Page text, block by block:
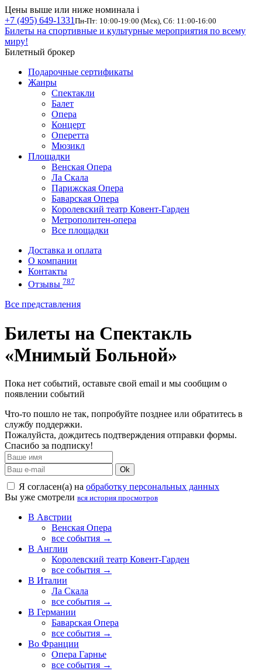
Цены выше или ниже номинала i
+7 (495) 649-1331 Пн-Пт: 10:00-19:00 (Мск), Сб: 11:00-16:00
Билеты на спортивные и культурные мероприятия по всему
миру!
Билетный брокер
Подарочные сертификаты
Жанры
Спектакли
Балет
Опера
Концерт
Оперетта
Мюзикл
Площадки
Венская Опера
Ла Скала
Парижская Опера
Баварская Опера
Королевский театр Ковент-Гарден
Метрополитен-опера
Все площадки
Доставка и оплата
О компании
Контакты
Отзывы 787
Все представления
Билеты на Спектакль
«Мнимый Больной»
Пока нет событий, оставьте свой email и мы сообщим о
появлении событий
Что-то пошло не так, попробуйте позднее или обратитесь в
службу поддержки.
Пожалуйста, дождитесь подтверждения отправки формы.
Спасибо за подписку!
Ok
Я согласен(а) на обработку персональных данных
Вы уже смотрели вся история просмотров
В Австрии
Венская Опера
все события →
В Англии
Королевский театр Ковент-Гарден
все события →
В Италии
Ла Скала
все события →
В Германии
Баварская Опера
все события →
Во Франции
Опера Гарнье
все события →